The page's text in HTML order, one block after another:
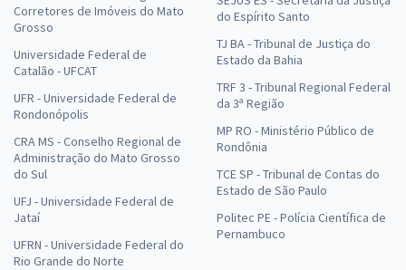
Corretores de Imóveis do Mato
Grosso
Universidade Federal de
Catalão - UFCAT
UFR - Universidade Federal de
Rondonópolis
CRA MS - Conselho Regional de
Administração do Mato Grosso
do Sul
UFJ - Universidade Federal de
Jataí
UFRN - Universidade Federal do
Rio Grande do Norte
do Espírito Santo
TJ BA - Tribunal de Justiça do
Estado da Bahia
TRF 3 - Tribunal Regional Federal
da 3ª Região
MP RO - Ministério Público de
Rondônia
TCE SP - Tribunal de Contas do
Estado de São Paulo
Politec PE - Polícia Científica de
Pernambuco